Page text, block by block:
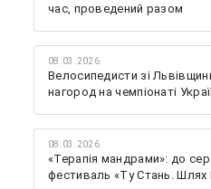
час, проведений разом
08.03.2026
Велосипедисти зі
нагород на чемпіонаті
08.03.2026
«Терапія мандрами»: до
фестиваль «Ту Стань. Шлях